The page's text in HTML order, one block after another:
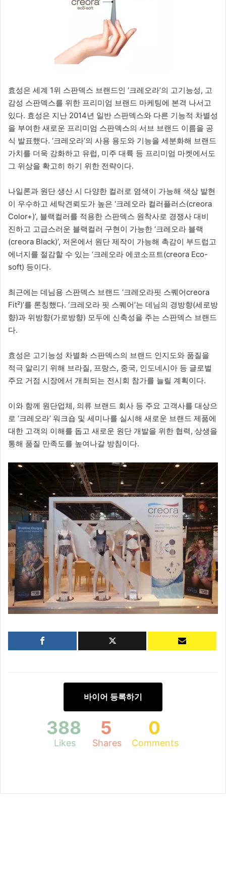
효성은 세계 1위 스판덱스 브랜드인 ‘크레오라’의 고기능성, 고
감성 스판덱스를 위한 프리미엄 브랜드 마케팅에 본격 나서고
있다. 효성은 지난 2014년 일반 스판덱스와 다른 기능적 차별성
을 부여한 새로운 프리미엄 스판덱스의 서브 브랜드 이름을 공
식 발표했다. ‘크레오라’의 사용 용도와 기능을 세분화해 브랜드
가치를 더욱 강화하고 유럽, 미주 대륙 등 프리미엄 마켓에서도
그 위상을 확고히 하기 위한 전략이다.
나일론과 원단 생산 시 다양한 컬러로 염색이 가능해 색상 발현
이 우수하고 세탁견뢰도가 높은 ‘크레오라 컬러플러스(creora
Color+)’, 블랙컬러를 적용한 스판덱스 원착사로 경쟁사 대비
진하고 고급스러운 블랙컬러 구현이 가능한 ‘크레오라 블랙
(creora Black)’, 저온에서 원단 제작이 가능해 촉감이 부드럽고
에너지를 절감할 수 있는 ‘크레오라 에코소프트(creora Eco-
soft) 등이다.
최근에는 데님용 스판덱스 브랜드 ‘크레오라핏 스퀘어creora
Fit²)’를 론칭했다. ‘크레오라 핏 스퀘어’는 데님의 경방향(세로방
향)과 위방향(가로방향) 모두에 신축성을 주는 스판덱스 브랜드
다.
효성은 고기능성 차별화 스판덱스의 브랜드 인지도와 품질을
적극 알리기 위해 브라질, 프랑스, 중국, 인도네시아 등 글로벌
주요 거점 시장에서 개최되는 전시회 참가를 늘릴 계획이다.
이와 함께 원단업체, 의류 브랜드 회사 등 주요 고객사를 대상으
로 ‘크레오라’ 워크숍 및 세미나를 실시해 새로운 브랜드 제품에
대한 고객의 이해를 돕고 새로운 원단 개발을 위한 협력, 상생을
통해 품질 만족도를 높여나갈 방침이다.
바이어 등록하기
388
Likes
5
Shares
0
Comments